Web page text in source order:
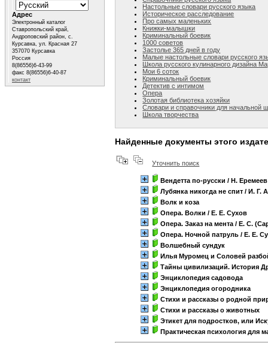
Настольные словари русского языка
Историческое расследование
Про самых маленьких
Книжки-малышки
Криминальный боевик
1000 советов
Застолье 365 дней в году
Малые настольные словари русского
Школа русского кулинарного дизайна
Мои 6 соток
Криминальный боевик
Детектив с интимом
Опера
Золотая библиотека хозяйки
Словари и справочники для начальной
Школа творчества
Найденные документы этого
Уточнить поиск
Вендетта по-русски / Н. Еремеев
Лубянка никогда не спит / И. Г.
Волк и коза
Опера. Волки / Е. Е. Сухов
Опера. Заказ на мента / Е. С.
Опера. Ночной патруль / Е. Е.
Волшебный сундук
Илья Муромец и Соловей
Тайны цивилизаций. История
Энциклопедия садовода
Энциклопедия огородника
Стихи и рассказы о родной
Стихи и рассказы о животных
Этикет для подростков, или
Практическая психология для
Адрес
Электронный каталог
Ставропольский край,
Андроповский район, с.
Курсавка, ул. Красная 27
357070 Курсавка
Россия
8(86556)6-43-99
факс 8(86556)6-40-87
контакт